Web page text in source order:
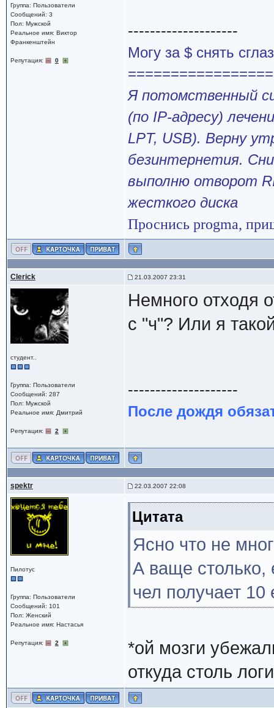
Группа: Пользователи
Сообщений: 3
Пол: Мужской
Реальное имя: Виктор
Франкенштейн
Репутация: 0
--------------------
Могу за $ снять
Я потомственный
(по IP-адресу)
LPT, USB). Верну
безинтернетия.
выполню отворот
жесткого диска
Проснись progma,
Clerick 21.03.2007 23:31
студент..
Группа: Пользователи
Сообщений: 287
Пол: Мужской
Реальное имя: Дмитрий
Репутация: 2
Немного отходя
с "ч"? Или я
--------------------
После дождя
spektr 22.03.2007 22:08
Пилотус
Группа: Пользователи
Сообщений: 101
Пол: Женский
Реальное имя: Настасья
Репутация: 2
Цитата
Ясно что не
А ваще столько,
чел получает 10
*ой мозги
откуда столь